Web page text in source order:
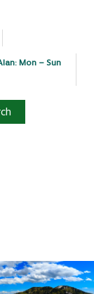
Mon – Sun